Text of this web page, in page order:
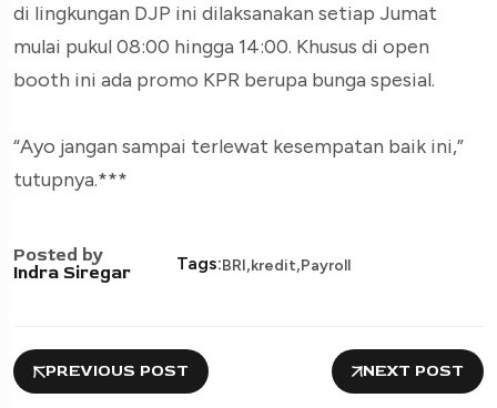
di lingkungan DJP ini dilaksanakan setiap Jumat
mulai pukul 08:00 hingga 14:00. Khusus di open
booth ini ada promo KPR berupa bunga spesial.
“Ayo jangan sampai terlewat kesempatan baik ini,”
tutupnya.***
Posted by
Indra Siregar
Tags:BRI,kredit,Payroll
PREVIOUS POST NEXT POST